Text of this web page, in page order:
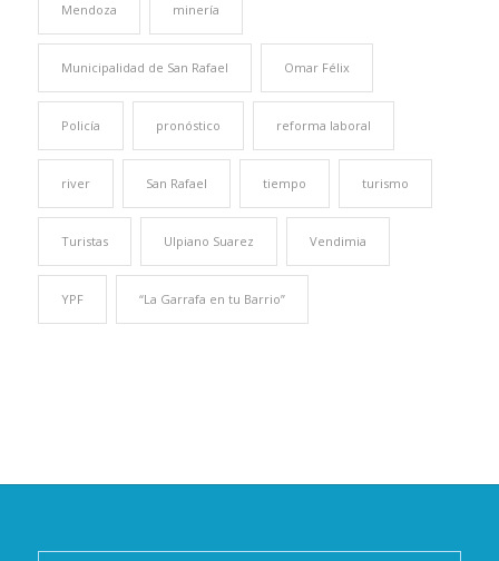
Mendoza minería
Municipalidad de San Rafael Omar Félix
Policía pronóstico reforma laboral
river San Rafael tiempo turismo
Turistas Ulpiano Suarez Vendimia
YPF “La Garrafa en tu Barrio”